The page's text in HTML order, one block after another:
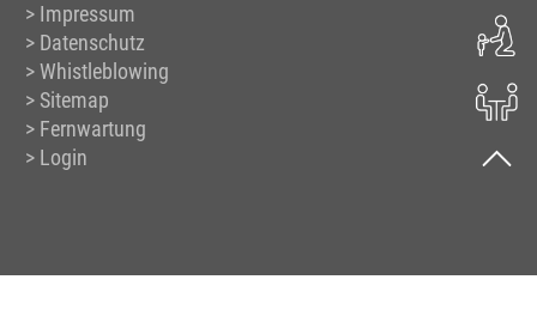
Impressum
Datenschutz
Whistleblowing
Sitemap
Fernwartung
Login